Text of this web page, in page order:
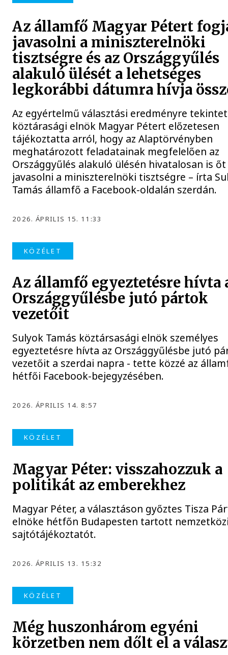
Az államfő Magyar Pétert
javasolni a miniszterelnöki
tisztségre és az Országgyűlés
alakuló ülését a lehetséges
legkorábbi dátumra hívja
Az egyértelmű választási eredményre
köztárasági elnök Magyar Pétert előzetesen
tájékoztatta arról, hogy az Alaptörvényben
meghatározott feladatainak megfelelően az
Országgyűlés alakuló ülésén hivatalosan is
javasolni a miniszterelnöki tisztségre – írta
Tamás államfő a Facebook-oldalán szerdán.
2026. ÁPRILIS 15. 11:33
KÖZÉLET
Az államfő egyeztetésre hívta
Országgyűlésbe jutó pártok
vezetőit
Sulyok Tamás köztársasági elnök személyes
egyeztetésre hívta az Országgyűlésbe jutó
vezetőit a szerdai napra - tette közzé az
hétfői Facebook-bejegyzésében.
2026. ÁPRILIS 14. 8:57
KÖZÉLET
Magyar Péter: visszahozzuk a
politikát az emberekhez
Magyar Péter, a választáson győztes Tisza
elnöke hétfőn Budapesten tartott
sajtótájékoztatót.
2026. ÁPRILIS 13. 15:32
KÖZÉLET
Még huszonhárom egyéni
körzetben nem dőlt el a